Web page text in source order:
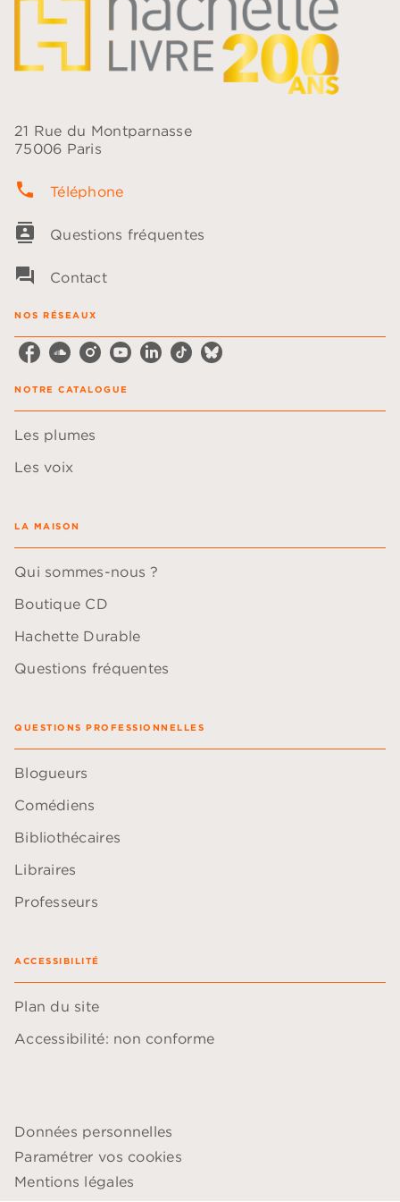
21 Rue du Montparnasse
75006 Paris
phone Téléphone
contacts Questions fréquentes
question_answer Contact
NOS RÉSEAUX
NOTRE CATALOGUE
Les plumes
Les voix
LA MAISON
Qui sommes-nous ?
Boutique CD
Hachette Durable
Questions fréquentes
QUESTIONS PROFESSIONNELLES
Blogueurs
Comédiens
Bibliothécaires
Libraires
Professeurs
ACCESSIBILITÉ
Plan du site
Accessibilité: non conforme
Données personnelles
Paramétrer vos cookies
Mentions légales